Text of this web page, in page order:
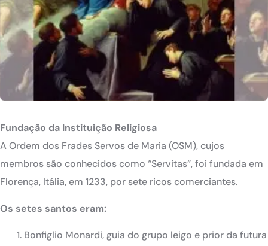
Fundação da Instituição Religiosa
A Ordem dos Frades Servos de Maria (OSM), cujos
membros são conhecidos como “Servitas”, foi fundada em
Florença, Itália, em 1233, por sete ricos comerciantes.
Os setes santos eram:
Bonfiglio Monardi, guia do grupo leigo e prior da futura